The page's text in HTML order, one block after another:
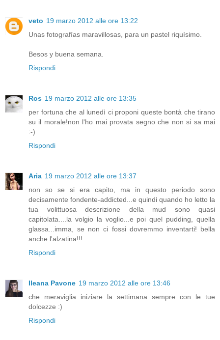
veto 19 marzo 2012 alle ore 13:22
Unas fotografías maravillosas, para un pastel riquísimo.
Besos y buena semana.
Rispondi
Ros 19 marzo 2012 alle ore 13:35
per fortuna che al lunedì ci proponi queste bontà che tirano
su il morale!non l'ho mai provata segno che non si sa mai
:-)
Rispondi
Aria 19 marzo 2012 alle ore 13:37
non so se si era capito, ma in questo periodo sono
decisamente fondente-addicted...e quindi quando ho letto la
tua volittuosa descrizione della mud sono quasi
capitolata....la volgio la voglio...e poi quel pudding, quella
glassa...imma, se non ci fossi dovremmo inventarti! bella
anche l'alzatina!!!
Rispondi
Ileana Pavone 19 marzo 2012 alle ore 13:46
che meraviglia iniziare la settimana sempre con le tue
dolcezze :)
Rispondi